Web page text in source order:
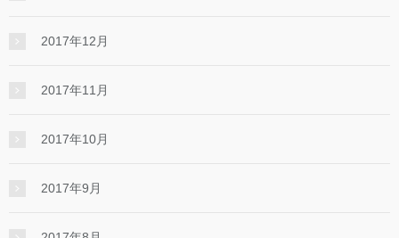
2017年12月
2017年11月
2017年10月
2017年9月